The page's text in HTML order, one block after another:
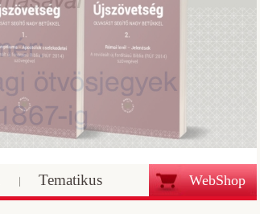
WebShop
Tematikus